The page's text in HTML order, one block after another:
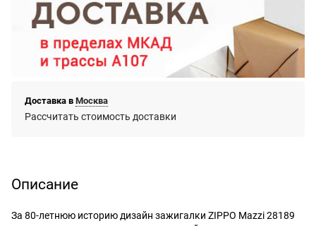
Доставка в Москва
Рассчитать стоимость доставки
Описание
За 80-летнюю историю дизайн зажигалки ZIPPO Mazzi 28189